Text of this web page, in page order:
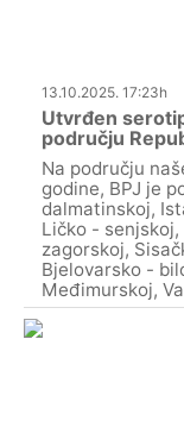
13.10.2025. 17:23h
Utvrđen
području
Na području
godine, BPJ je
dalmatinskoj,
Ličko -
zagorskoj,
Bjelovarsko -
Međimurskoj,